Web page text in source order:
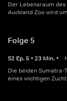
Der Lebensraum
Auckland Zoo wird
Folge 5
S2 Ep.5 • 23 Min. •
Die beiden Sumatra-
eines wichtigen